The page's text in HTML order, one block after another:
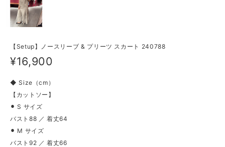
【Setup】ノースリーブ & プリーツ スカート 240788
¥16,900
◆ Size（cm）
【カットソー】
⚫︎ S サイズ
バスト88 ／ 着丈64
⚫︎ M サイズ
バスト92 ／ 着丈66